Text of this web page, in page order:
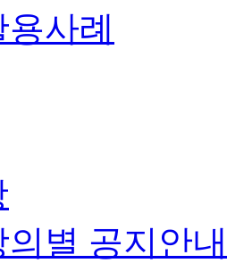
사례
의별 공지안내